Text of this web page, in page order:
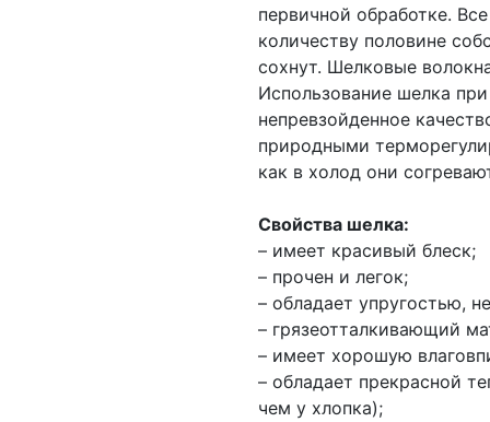
первичной обработке.
количеству половине
сохнут. Шелковые
Использование шелка
непревзойденное
природными
как в холод они
Свойства шелка:
– имеет красивый блеск;
– прочен и легок;
– обладает упругостью,
– грязеотталкивающий
– имеет хорошую
– обладает прекрасной
чем у хлопка);